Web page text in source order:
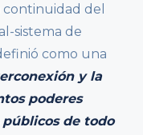
del
sistema de
como una
y la
poderes
de todo